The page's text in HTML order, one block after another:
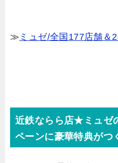
≫ ミュゼ/全国177店舗＆
近鉄ならら店★ミュゼ
ペーンに豪華特典がつ